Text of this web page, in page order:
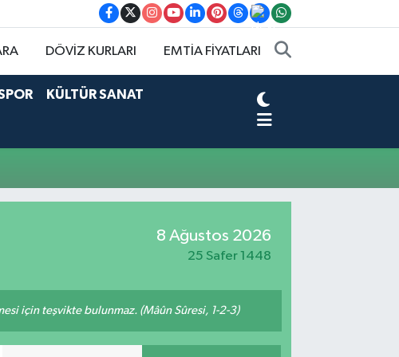
DÖVİZ KURLARI EMTİA FİYATLARI
KÜLTÜR SANAT
8 Ağustos 2026
25 Safer 1448
için teşvikte bulunmaz. (Mâûn Sûresi, 1-2-3)